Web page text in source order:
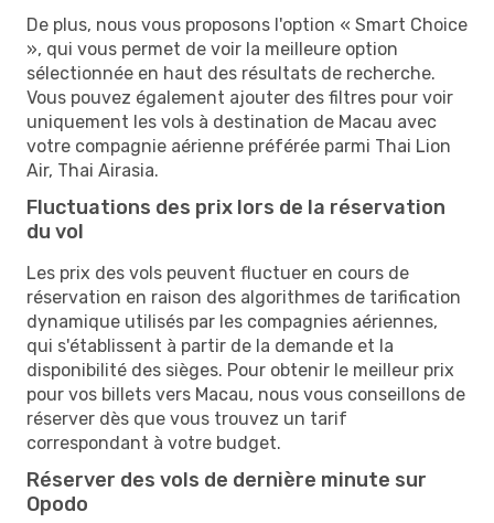
De plus, nous vous proposons l'option « Smart Choice
», qui vous permet de voir la meilleure option
sélectionnée en haut des résultats de recherche.
Vous pouvez également ajouter des filtres pour voir
uniquement les vols à destination de Macau avec
votre compagnie aérienne préférée parmi Thai Lion
Air, Thai Airasia.
Fluctuations des prix lors de la réservation
du vol
Les prix des vols peuvent fluctuer en cours de
réservation en raison des algorithmes de tarification
dynamique utilisés par les compagnies aériennes,
qui s'établissent à partir de la demande et la
disponibilité des sièges. Pour obtenir le meilleur prix
pour vos billets vers Macau, nous vous conseillons de
réserver dès que vous trouvez un tarif
correspondant à votre budget.
Réserver des vols de dernière minute sur
Opodo